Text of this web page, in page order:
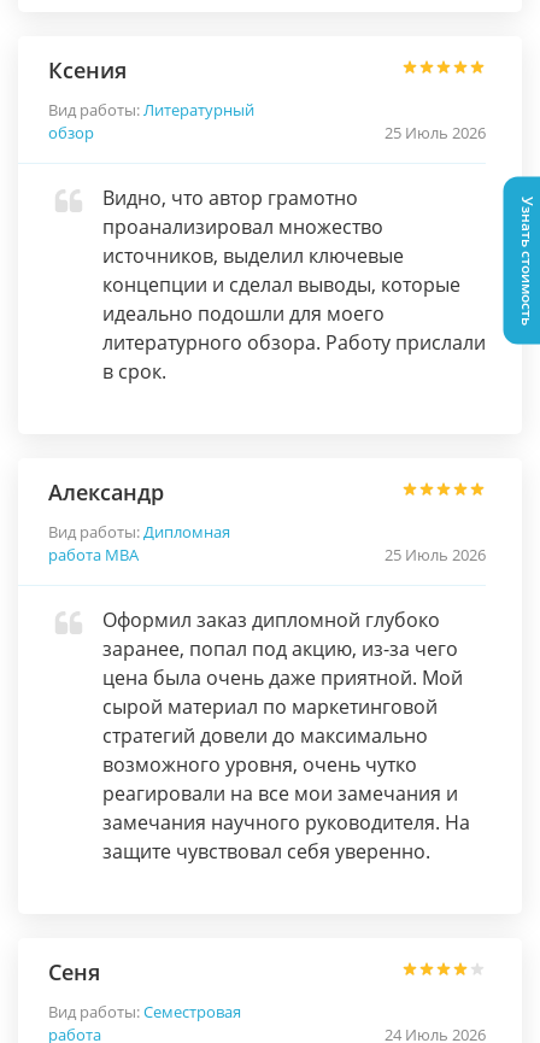
Ксения
Вид работы:Литературный
обзор
25 Июль 2026
Видно, что автор грамотно
проанализировал множество
источников, выделил ключевые
концепции и сделал выводы, которые
идеально подошли для моего
литературного обзора. Работу прислали
в срок.
Александр
Вид работы:Дипломная
работа МВА
25 Июль 2026
Оформил заказ дипломной глубоко
заранее, попал под акцию, из-за чего
цена была очень даже приятной. Мой
сырой материал по маркетинговой
стратегий довели до максимально
возможного уровня, очень чутко
реагировали на все мои замечания и
замечания научного руководителя. На
защите чувствовал себя уверенно.
Сеня
Вид работы:Семестровая
работа
24 Июль 2026
Узнать стоимость